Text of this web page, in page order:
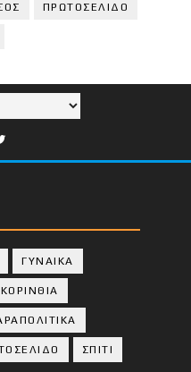
ΠΡΩΤΟΣΕΛΙΔΟ
ΓΥΝΑΙΚΑ
ΚΟΡΙΝΘΙΑ
ΣΠΙΤΙ